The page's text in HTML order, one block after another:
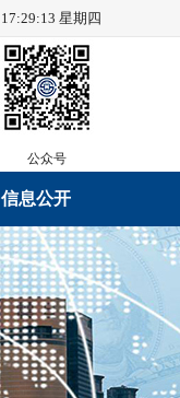
星期四
公众号
信息公开
学会章程
度工作报告
务工作报告